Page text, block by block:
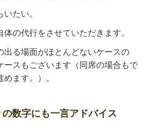
たい。
の代行をさせていただきます。
る場面がほとんどないケースの
ースもございます（同席の場合もで
ます。）。
数字にも一言アドバイス